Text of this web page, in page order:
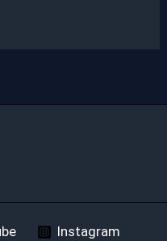
Instagram